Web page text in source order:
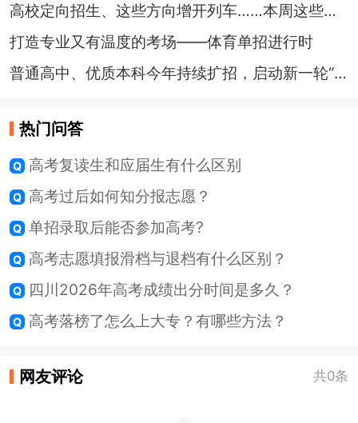
高校定向招生、这些方向增开列车……本周这些值得关注！
打造专业又有温度的考场——体育单招进行时
普通高中、优质本科今年持续扩招，启动新一轮“双一流”建设
热门问答
高考复读生和应届生有什么区别
高考过后如何知分报志愿？
单招录取后能否参加高考?
高考志愿填报滑档与退档有什么区别？
四川2026年高考成绩出分时间是多久？
高考落榜了怎么上大专？有哪些方法？
网友评论 共0条